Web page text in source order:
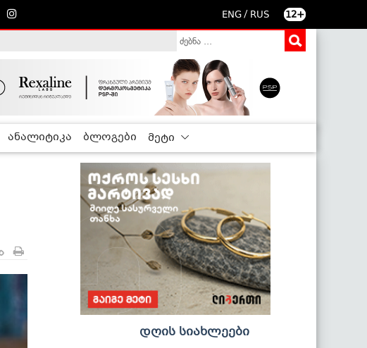
ENG / RUS 12+
ანალიტიკა ბლოგები მეტი
დღის სიახლეები